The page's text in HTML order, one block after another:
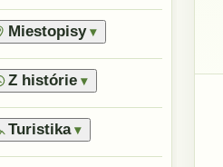
Miestopisy ▾
›Prírodné rezervácie
›Vrchy
›Pamiatky
›Skaly, kamene
Z histórie ▾
›Všeobecne
›Obyvatelia
Turistika ▾
›Značené trasy